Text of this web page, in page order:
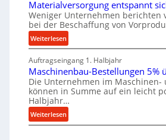
z
t
i
l
e
n
n
g
e
W
z
e
t
s
h
e
W
s
Materialversorgung entspannt
Weniger Unternehmen berichten
bei der Beschaffung von
Weiterlesen:
M
a
t
e
r
i
a
l
Auftragseingang 1. Halbjahr
Maschinenbau-Bestellungen 5%
Die Unternehmen im Maschinen-
können in Summe auf ein leicht
Halbjahr…
Weiterlesen:
M